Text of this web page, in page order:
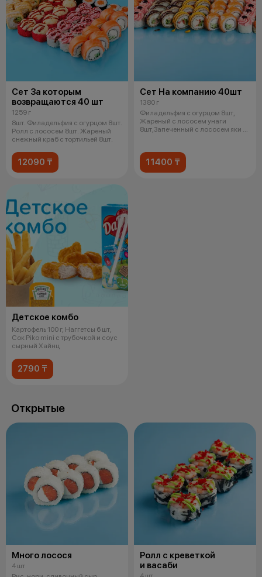
Сет За которым
возвращаются 40 шт
1259 г
8шт. Филадельфия с огурцом 8шт.
Ролл с лососем 8шт. Жареный
снежный краб с тортильей 8шт.
12090 ₸
Сет На компанию 40шт
1380 г
Филадельфия с огурцом 8шт,
Жареный с лососем унаги
8шт,Запеченный с лососем яки и
11400 ₸
Детское комбо
Картофель 100 г, Наггетсы 6 шт,
Сок Piko mini с трубочкой и соус
сырный Хайнц
2790 ₸
Открытые
Много лосося
4 шт
Ролл с креветкой
и васаби